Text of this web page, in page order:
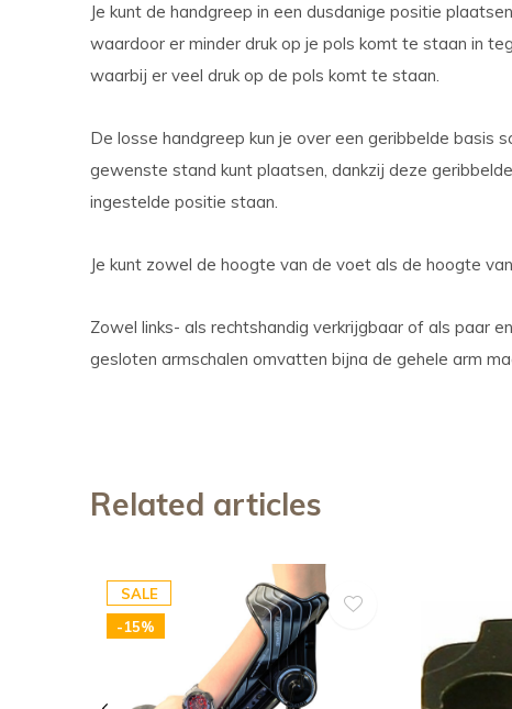
Je kunt de handgreep in een dusdanige positie
waardoor er minder druk op je pols komt te staan in
waarbij er veel druk op de pols komt te staan.
De losse handgreep kun je over een geribbelde basis
gewenste stand kunt plaatsen, dankzij deze
ingestelde positie staan.
Je kunt zowel de hoogte van de voet als de hoogte
Zowel links- als rechtshandig verkrijgbaar of als paar
gesloten armschalen omvatten bijna de gehele arm
Related articles
SALE
-15%